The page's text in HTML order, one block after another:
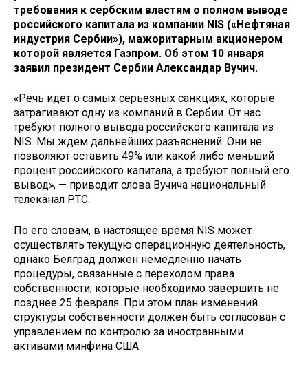
требования к сербским властям о полном выводе
российского капитала из компании NIS («Нефтяная
индустрия Сербии»), мажоритарным акционером
которой является Газпром. Об этом 10 января
заявил президент Сербии Александар Вучич.
«Речь идет о самых серьезных санкциях, которые
затрагивают одну из компаний в Сербии. От нас
требуют полного вывода российского капитала из
NIS. Мы ждем дальнейших разъяснений. Они не
позволяют оставить 49% или какой-либо меньший
процент российского капитала, а требуют полный его
вывод», — приводит слова Вучича национальный
телеканал РТС.
По его словам, в настоящее время NIS может
осуществлять текущую операционную деятельность,
однако Белград должен немедленно начать
процедуры, связанные с переходом права
собственности, которые необходимо завершить не
позднее 25 февраля. При этом план изменений
структуры собственности должен быть согласован с
управлением по контролю за иностранными
активами минфина США.